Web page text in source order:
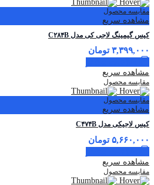
مقایسه محصول
مشاهده سریع
کیس گیمینگ لاجی کی مدل C۲۸۴B
۳,۳۹۹,۰۰۰ تومان
مشاهده سریع
مقایسه محصول
مقایسه محصول
مشاهده سریع
کیس لاجیکی مدل C۴۷۴B
۵,۶۶۰,۰۰۰ تومان
مشاهده سریع
مقایسه محصول